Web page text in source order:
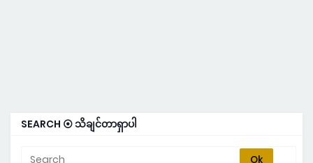
SEARCH ⦿ သိချင်တာရှာပါ